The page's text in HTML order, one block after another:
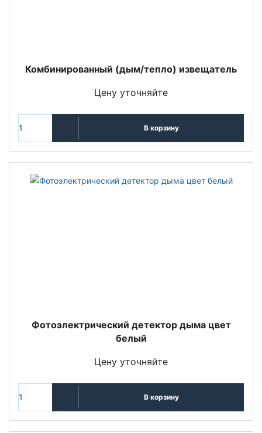
Комбинированный (дым/тепло) извещатель
Цену уточняйте
В корзину
Фотоэлектрический детектор дыма цвет
белый
Цену уточняйте
В корзину